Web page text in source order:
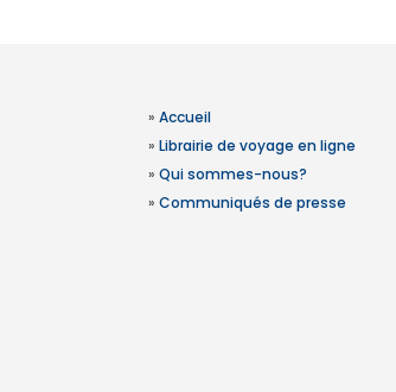
» Accueil
» Librairie de voyage en ligne
» Qui sommes-nous?
» Communiqués de presse